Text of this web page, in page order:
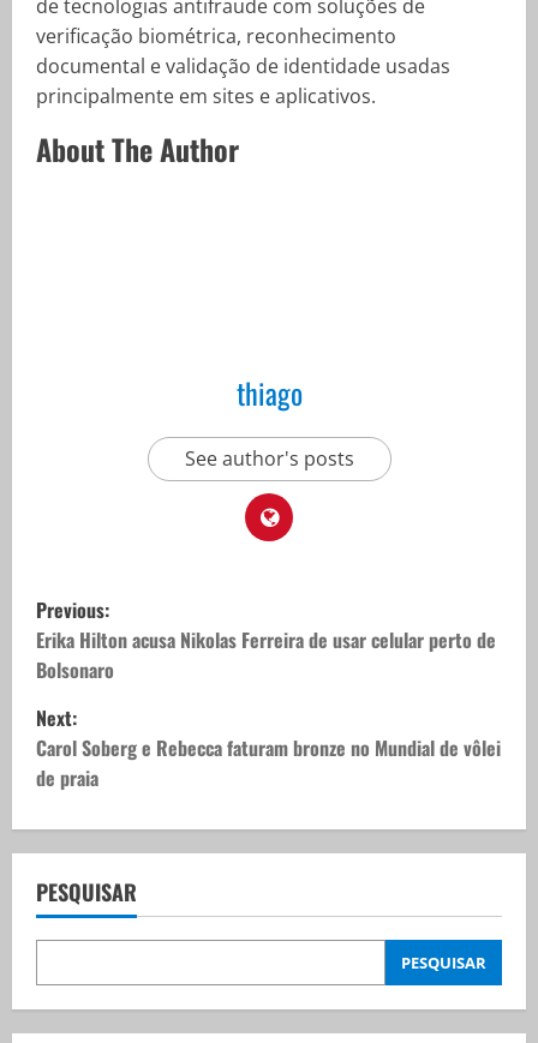
de tecnologias antifraude com soluções de
verificação biométrica, reconhecimento
documental e validação de identidade usadas
principalmente em sites e aplicativos.
About The Author
thiago
See author's posts
P
o
s
t
n
a
v
i
g
Previous:
Erika Hilton acusa Nikolas Ferreira de usar celular perto de
Bolsonaro
Next:
Carol Soberg e Rebecca faturam bronze no Mundial de vôlei
de praia
PESQUISAR
PESQUISAR